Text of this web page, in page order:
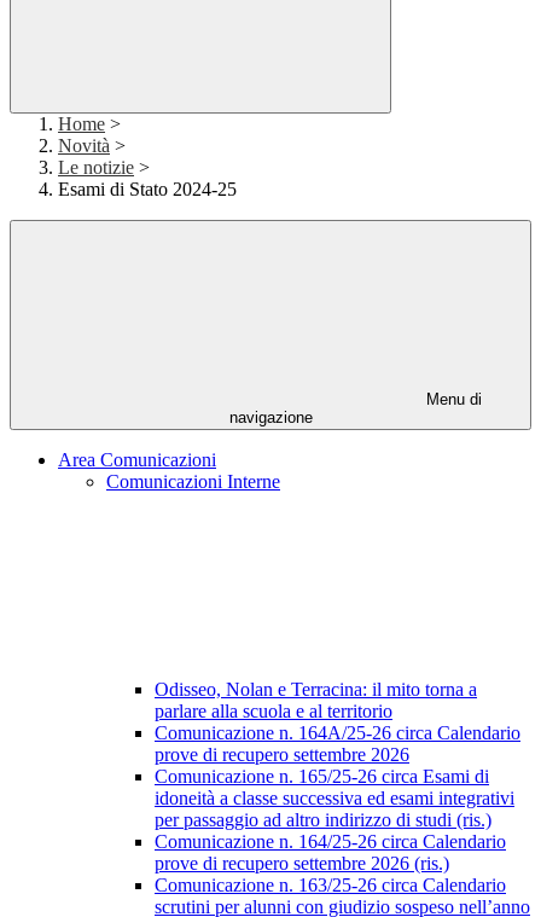
Home >
Novità >
Le notizie >
Esami di Stato 2024-25
Menu di
navigazione
Area Comunicazioni
Comunicazioni Interne
Odisseo, Nolan e Terracina: il mito torna a
parlare alla scuola e al territorio
Comunicazione n. 164A/25-26 circa Calendario
prove di recupero settembre 2026
Comunicazione n. 165/25-26 circa Esami di
idoneità a classe successiva ed esami integrativi
per passaggio ad altro indirizzo di studi (ris.)
Comunicazione n. 164/25-26 circa Calendario
prove di recupero settembre 2026 (ris.)
Comunicazione n. 163/25-26 circa Calendario
scrutini per alunni con giudizio sospeso nell’anno